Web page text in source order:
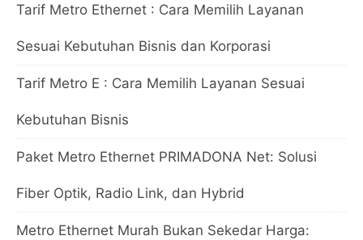
Tarif Metro Ethernet : Cara Memilih Layanan
Sesuai Kebutuhan Bisnis dan Korporasi
Tarif Metro E : Cara Memilih Layanan Sesuai
Kebutuhan Bisnis
Paket Metro Ethernet PRIMADONA Net: Solusi
Fiber Optik, Radio Link, dan Hybrid
Metro Ethernet Murah Bukan Sekedar Harga: